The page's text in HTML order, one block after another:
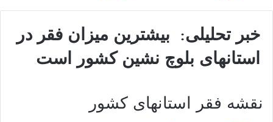
خبر تحلیلی: بیشترین میزان فقر در
استانهای بلوچ نشین کشور است
نقشه فقر استانهای کشور